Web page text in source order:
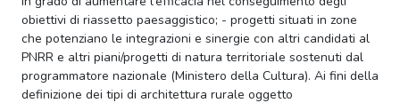
obiettivi di riassetto paesaggistico; - progetti situati in zone
che potenziano le integrazioni e sinergie con altri candidati al
PNRR e altri piani/progetti di natura territoriale sostenuti dal
programmatore nazionale (Ministero della Cultura). Ai fini della
definizione dei tipi di architettura rurale oggetto